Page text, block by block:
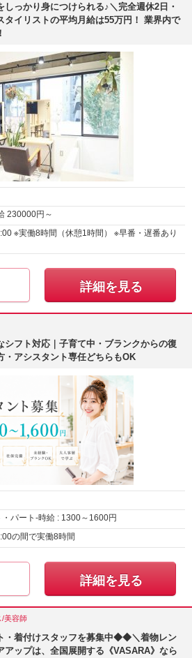
しっかり身につけられる♪＼完全週休2日・
タイリストの平均月給は55万円！ 業界内で
230000円～
・遅番あり
詳細を見る
シフト対応｜子育て中・ブランクからの復
アシスタント専任どちらもOK
・パート-時給 : 1300～ 1600円
の間で実働8時間
詳細を見る
/美容師
着付けスタッフを募集中◆◆＼着物レン
アップは、全国展開する《VASARA》なら